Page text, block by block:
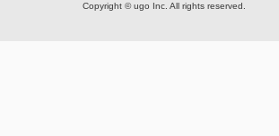
Copyright © ugo Inc. All rights reserved.